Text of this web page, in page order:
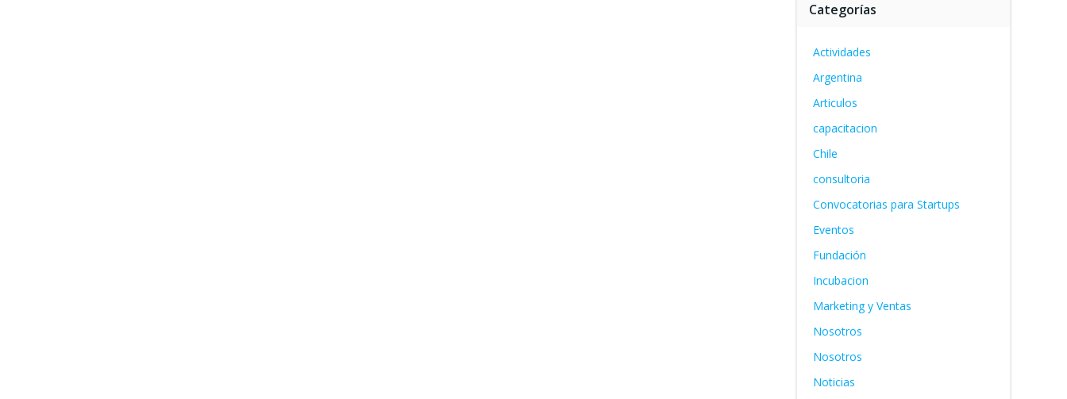
Categorías
Actividades
Argentina
Articulos
capacitacion
Chile
consultoria
Convocatorias para Startups
Eventos
Fundación
Incubacion
Marketing y Ventas
Nosotros
Nosotros
Noticias